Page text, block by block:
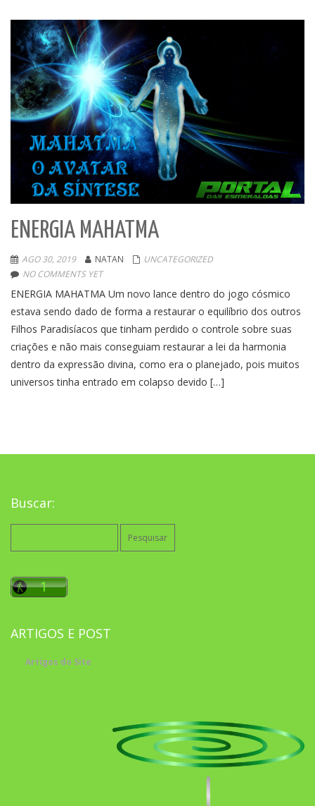
ENERGIA MAHATMA
AGO 30, 2019 NATAN
UNCATEGORIZED
NO COMMENTS YET
ENERGIA MAHATMA Um novo lance dentro do jogo cósmico
estava sendo dado de forma a restaurar o equilíbrio dos outros
Filhos Paradisíacos que tinham perdido o controle sobre suas
criações e não mais conseguiam restaurar a lei da harmonia
dentro da expressão divina, como era o planejado, pois muitos
universos tinha entrado em colapso devido […]
Buscar:
ARTIGOS E POST
Artigos do Site